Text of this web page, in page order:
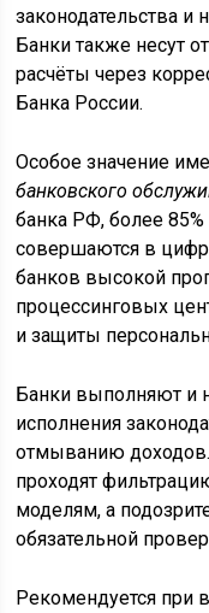
законодательства и
Банки также несут
расчёты через
Банка России.
Особое значение
банковского
банка РФ, более
совершаются в
банков высокой
процессинговых
и защиты
Банки выполняют и
исполнения
отмыванию
проходят
моделям, а
обязательной
Рекомендуется при